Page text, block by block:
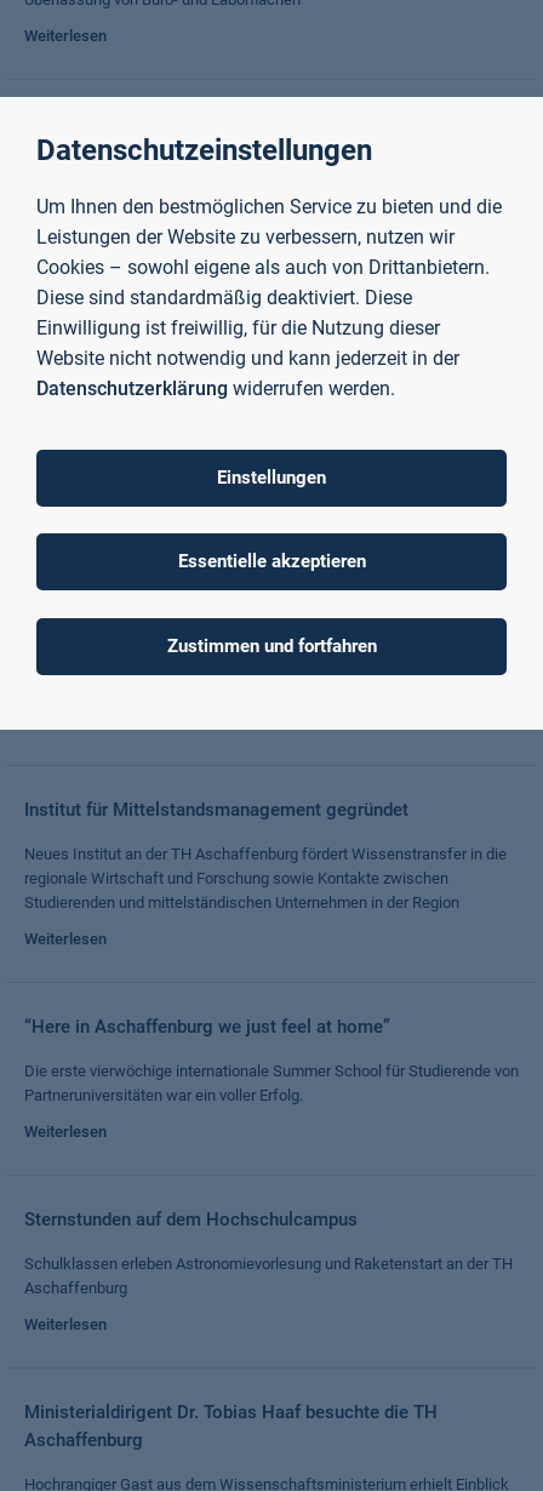
Weiterlesen
gespendet
Sparkasse Aschaffenburg-Alzenau fördert die praxisorientierte
wissenschaftliche Ausbildung an der TH Aschaffenburg
Weiterlesen
Doktoranden der TH AB präsentieren ihre Forschung auf
führenden Fachkonferenzen
internationalen Tagungen in Italien und Japan einem Fachpublikum vor.
Weiterlesen
Deutschlandstipendien für das Sommersemester 2023 an
der TH Aschaffenburg überreicht
Institut für Mittelstandsmanagement gegründet
Neues Institut an der TH Aschaffenburg fördert Wissenstransfer in die
regionale Wirtschaft und Forschung sowie Kontakte zwischen
Studierenden und mittelständischen Unternehmen in der Region
Weiterlesen
“Here in Aschaffenburg we just feel at home”
Die erste vierwöchige internationale Summer School für Studierende von
Partneruniversitäten war ein voller Erfolg.
Weiterlesen
Sternstunden auf dem Hochschulcampus
Schulklassen erleben Astronomievorlesung und Raketenstart an der TH
Aschaffenburg
Weiterlesen
Ministerialdirigent Dr. Tobias Haaf besuchte die TH
Aschaffenburg
Hochrangiger Gast aus dem Wissenschaftsministerium erhielt Einblick
Datenschutzeinstellungen
Um Ihnen den bestmöglichen Service zu bieten und die
Leistungen der Website zu verbessern, nutzen wir
Cookies – sowohl eigene als auch von Drittanbietern.
Diese sind standardmäßig deaktiviert. Diese
Einwilligung ist freiwillig, für die Nutzung dieser
Website nicht notwendig und kann jederzeit in der
Datenschutzerklärung widerrufen werden.
Einstellungen
Essentielle akzeptieren
Zustimmen und fortfahren